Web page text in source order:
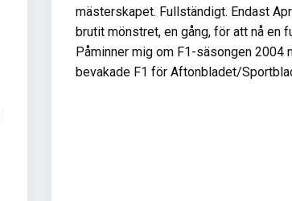
mästerskapet. Fullständigt. Endast
brutit mönstret, en gång, för att nå en
Påminner mig om F1-säsongen 2004
bevakade F1 för Aftonbladet/